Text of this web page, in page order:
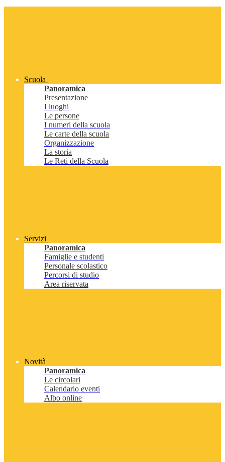
Scuola
Panoramica
Presentazione
I luoghi
Le persone
I numeri della scuola
Le carte della scuola
Organizzazione
La storia
Le Reti della Scuola
Servizi
Panoramica
Famiglie e studenti
Personale scolastico
Percorsi di studio
Area riservata
Novità
Panoramica
Le circolari
Calendario eventi
Albo online